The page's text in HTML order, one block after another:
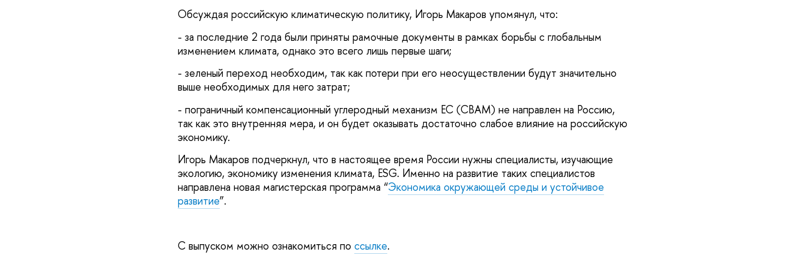
Обсуждая российскую климатическую политику, Игорь Макаров упомянул, что:
- за последние 2 года были приняты рамочные документы в рамках борьбы с глобальным
изменением климата, однако это всего лишь первые шаги;
- зеленый переход необходим, так как потери при его неосуществлении будут значительно
выше необходимых для него затрат;
- пограничный компенсационный углеродный механизм ЕС (CBAM) не направлен на Россию,
так как это внутренняя мера, и он будет оказывать достаточно слабое влияние на российскую
экономику.
Игорь Макаров подчеркнул, что в настоящее время России нужны специалисты, изучающие
экологию, экономику изменения климата, ESG. Именно на развитие таких специалистов
направлена новая магистерская программа “Экономика окружающей среды и устойчивое
развитие”.
С выпуском можно ознакомиться по ссылке.